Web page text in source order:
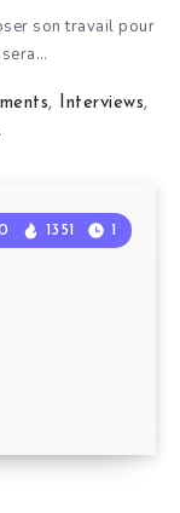
son travail pour
, Interviews,
1351 1